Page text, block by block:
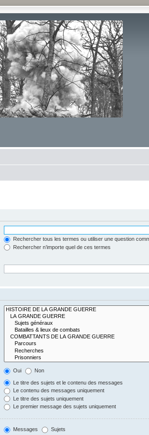
Rechercher tous les termes ou utiliser une question
Rechercher n’importe quel de ces termes
Oui Non
Le titre des sujets et le contenu des messages
Le contenu des messages uniquement
Le titre des sujets uniquement
Le premier message des sujets uniquement
Messages Sujets